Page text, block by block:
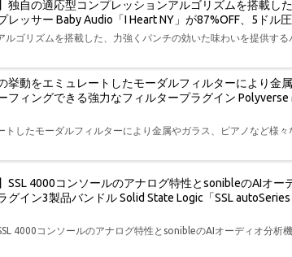
独自の適応型コンプレッションアルゴリズムを搭載し
レッサー Baby Audio「I Heart NY」が87%OFF、5ドル
ルゴリズムを搭載した、力強くパンチの効いた味わいを提供す
挙動をエミュレートしたモーダルフィルターにより金
フィングできる強力なフィルタープラグイン
トしたモーダルフィルターにより金属やガラス、ピアノなど様
SSL 4000コンソールのアナログ特性とsonibleのAIオ
グイン3製品バンドル Solid State Logic「SSL
4000コンソールのアナログ特性とsonibleのAIオーディオ分析